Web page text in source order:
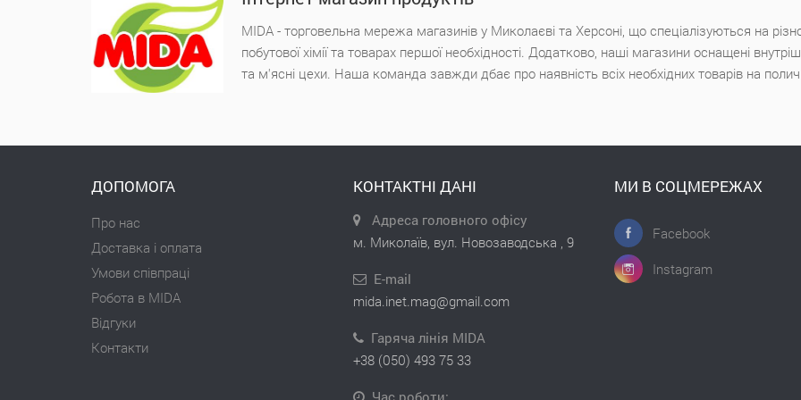
MIDA - торговельна мережа магазинів у Миколаєві та Херсоні, що спеціалізуються на
побутової хімії та товарах першої необхідності. Додатково, наші магазини оснащені
та м'ясні цехи. Наша команда завжди дбає про наявність всіх необхідних товарів на
ДОПОМОГА
Про нас
Доставка і оплата
Умови співпраці
Робота в MIDA
Відгуки
Контакти
КОНТАКТНІ ДАНІ
Адреса головного офісу
м. Миколаїв, вул. Новозаводська , 9
E-mail
mida.inet.mag@gmail.com
Гаряча лінія MIDA
+38 (050) 493 75 33
МИ В СОЦМЕРЕЖАХ
Facebook
Instagram